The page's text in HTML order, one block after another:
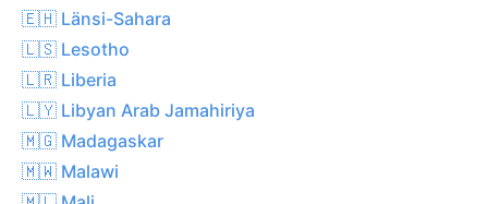
🇪🇭 Länsi-Sahara
🇱🇸 Lesotho
🇱🇷 Liberia
🇱🇾 Libyan Arab Jamahiriya
🇲🇬 Madagaskar
🇲🇼 Malawi